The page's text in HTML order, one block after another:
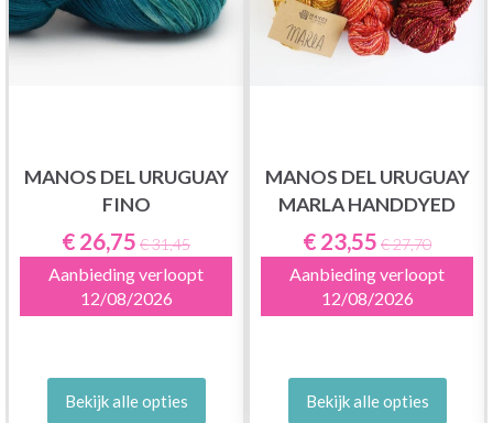
MANOS DEL URUGUAY
FINO
€ 26,75 € 31,45
Aanbieding verloopt
12/08/2026
Bekijk alle opties
MANOS DEL URUGUAY
MARLA HANDDYED
€ 23,55 € 27,70
Aanbieding verloopt
12/08/2026
Bekijk alle opties